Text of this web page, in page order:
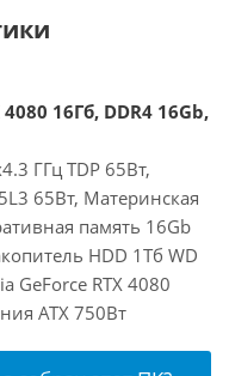
16Гб, DDR4 16Gb,
ГГц TDP 65Вт,
65Вт, Материнская
память 16Gb
HDD 1Тб WD
GeForce RTX 4080
ATX 750Вт